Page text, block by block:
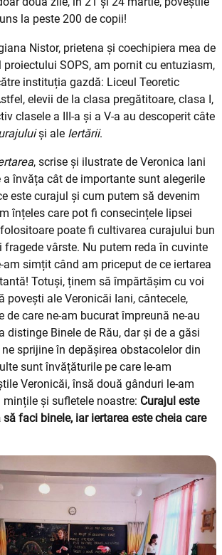
la peste 200 de copii!
Nistor, prietena și coechipiera mea de
SOPS, am pornit cu entuziasm,
instituția gazdă: Liceul Teoretic
elevii de la clasa pregătitoare, clasa I,
clasele a III-a și a V-a au descoperit câte
și ale Iertării.
, scrise și ilustrate de Veronica Iani
a învăța cât de importante sunt alegerile
este curajul și cum putem să devenim
înțeles care pot fi consecințele lipsei
poate fi cultivarea curajului bun
fragede vârste. Nu putem reda în cuvinte
simțit când am priceput de ce iertarea
Totuși, ținem să împărtășim cu voi
povești ale Veronicăi Iani, cântecele,
de care ne-am bucurat împreună ne-au
distinge Binele de Rău, dar și de a găsi
sprijine în depășirea obstacolelor din
sunt învățăturile pe care le-am
Veronicăi, însă două gânduri le-am
și sufletele noastre: Curajul este
faci binele, iar iertarea este cheia care